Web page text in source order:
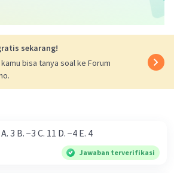
sekarang!
bisa tanya soal ke Forum
Nilai dari |−7+4|=… A. 3 B. −3 C. 11 D. −4 E. 4
Jawaban terverifikasi